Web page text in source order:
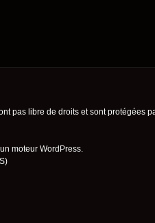
pas libre de droits et sont protégées
moteur WordPress.